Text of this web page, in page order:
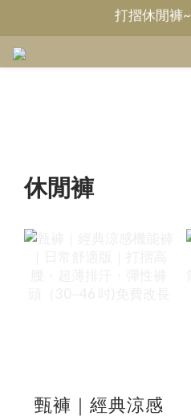
無摺休閒褲
休閒褲
甄褲｜經典涼感